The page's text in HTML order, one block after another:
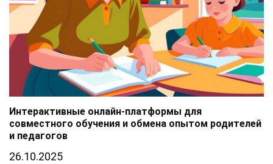
Интерактивные онлайн-платформы для
совместного обучения и обмена опытом родителей
и педагогов
26.10.2025